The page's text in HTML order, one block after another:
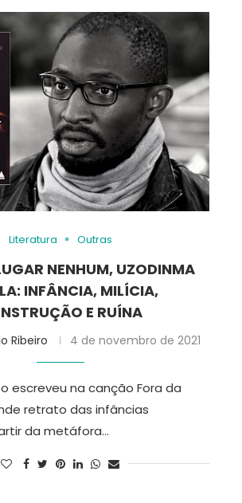
Literatura Outras
NENHUM, UZODINMA
INFÂNCIA, MILÍCIA,
E RUÍNA
Ribeiro 4 de novembro de 2021
escreveu na canção Fora da
retrato das infâncias
da metáfora…